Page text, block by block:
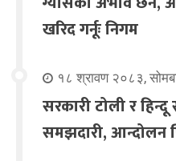
खरिद गर्नूः निगम
१८ श्रावण २०८३,
सरकारी टोली र
समझदारी, आन्दोलन